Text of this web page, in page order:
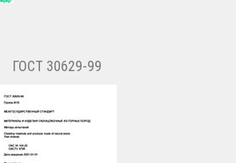
ГОСТ 30629-99